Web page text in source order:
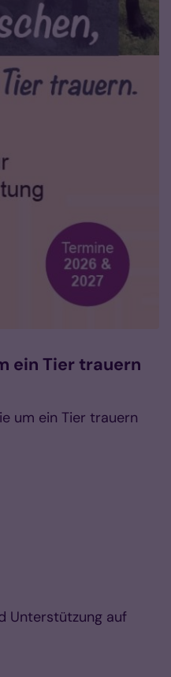
ein Tier trauern
um ein Tier trauern
Unterstützung auf